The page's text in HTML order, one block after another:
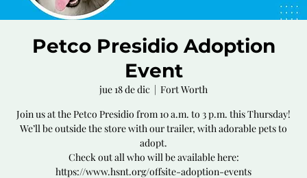
Petco Presidio Adoption
Event
jue 18 de dic
  |
Fort Worth
Join us at the Petco Presidio from 10 a.m. to 3 p.m. this Thursday!
We’ll be outside the store with our trailer, with adorable pets to
adopt.
Check out all who will be available here:
https://www.hsnt.org/offsite-adoption-events